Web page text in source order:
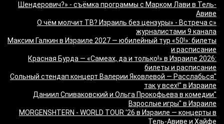
Шендерович?» - съёмка программы с Марком Лави в Тель-
Авиве
«О чём молчит ТВ? Израиль без цензуры» - Встреча с
журналистами 9 канала
Максим Галкин в Израиле 2027 — юбилейный тур «50!»: билеты
и расписание
Красная Бурда — «Самеах, да и только!» в Израиле 2026:
билеты и расписание
"Сольный стендап концерт Валерии Яковлевой — Расслабься
так у всех!" в Израиле
"Даниил Спиваковский и Ольга Прокофьева в комедии
Взрослые игры" в Израиле
MORGENSHTERN - WORLD TOUR '26 в Израиле — концерты в
Тель-Авиве и Хайфе